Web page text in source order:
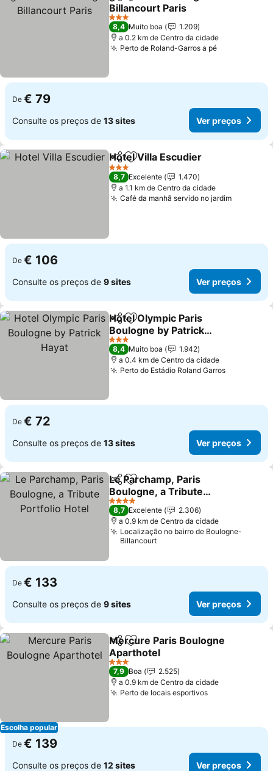
Billancourt Paris
Ver preços
3 Estrelas
8,4 Muito boa
1.209
a 0.2 km de Centro da cidade
Perto de Roland-Garros a péVer preços
De € 79
Consulte os preços de 13 sites Ver preços
PartilharAdicionar aos favoritos
Hotel Villa Escudier
3 Estrelas
8,7 Excelente
1.470
a 1.1 km de Centro da cidade
Café da manhã servido no jardimVer
De € 106
Consulte os preços de 9 sites Ver preços
PartilharAdicionar aos favoritos
Hotel Olympic Paris
Boulogne by Patrick
Hayat
Ver preços
3 Estrelas
8,4 Muito boa
1.942
a 0.4 km de Centro da cidade
Perto do Estádio Roland GarrosVer
De € 72
Consulte os preços de 13 sites Ver preços
PartilharAdicionar aos favoritos
Le Parchamp, Paris
Boulogne, a Tribute
Portfolio Hotel
Ver preços
4 Estrelas
8,7 Excelente
2.306
a 0.9 km de Centro da cidade
Localização no bairro de Boulogne-
Billancourt
De € 133
Consulte os preços de 9 sites Ver preços
Escolha popular
PartilharAdicionar aos favoritos
Mercure Paris Boulogne
Aparthotel
Ver preços
3 Estrelas
7,9 Boa
2.525
a 0.9 km de Centro da cidade
Perto de locais esportivosVer preços
De € 139
Consulte os preços de 12 sites Ver preços